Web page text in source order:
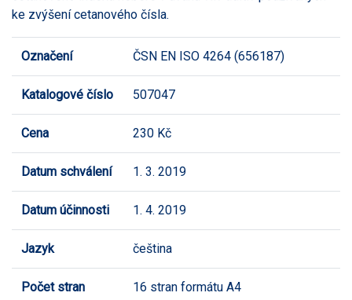
ke zvýšení cetanového čísla.
Označení ČSN EN ISO 4264 (656187)
Katalogové číslo 507047
Cena 230 Kč
Datum schválení 1. 3. 2019
Datum účinnosti 1. 4. 2019
Jazyk čeština
Počet stran 16 stran formátu A4